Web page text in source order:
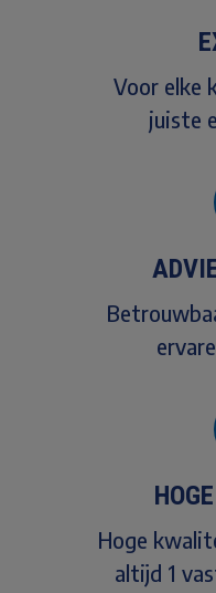
Voor elke
juiste
Hoge
altijd 1